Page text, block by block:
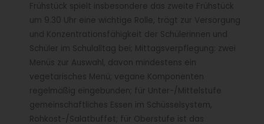
Frühstück spielt insbesondere das zweite Frühstück
um 9.30 Uhr eine wichtige Rolle, trägt zur Versorgung
und Konzentrationsfähigkeit der Schülerinnen und
Schüler im Schulalltag bei; Mittagsverpflegung: zwei
Menüs zur Auswahl, davon mindestens ein
vegetarisches Menü; vegane Komponenten
regelmäßig eingebunden; für Unter-/Mittelstufe
gemeinschaftliches Essen im Schüsselsystem,
Rohkost-/Salatbuffet; für Oberstufe ist das